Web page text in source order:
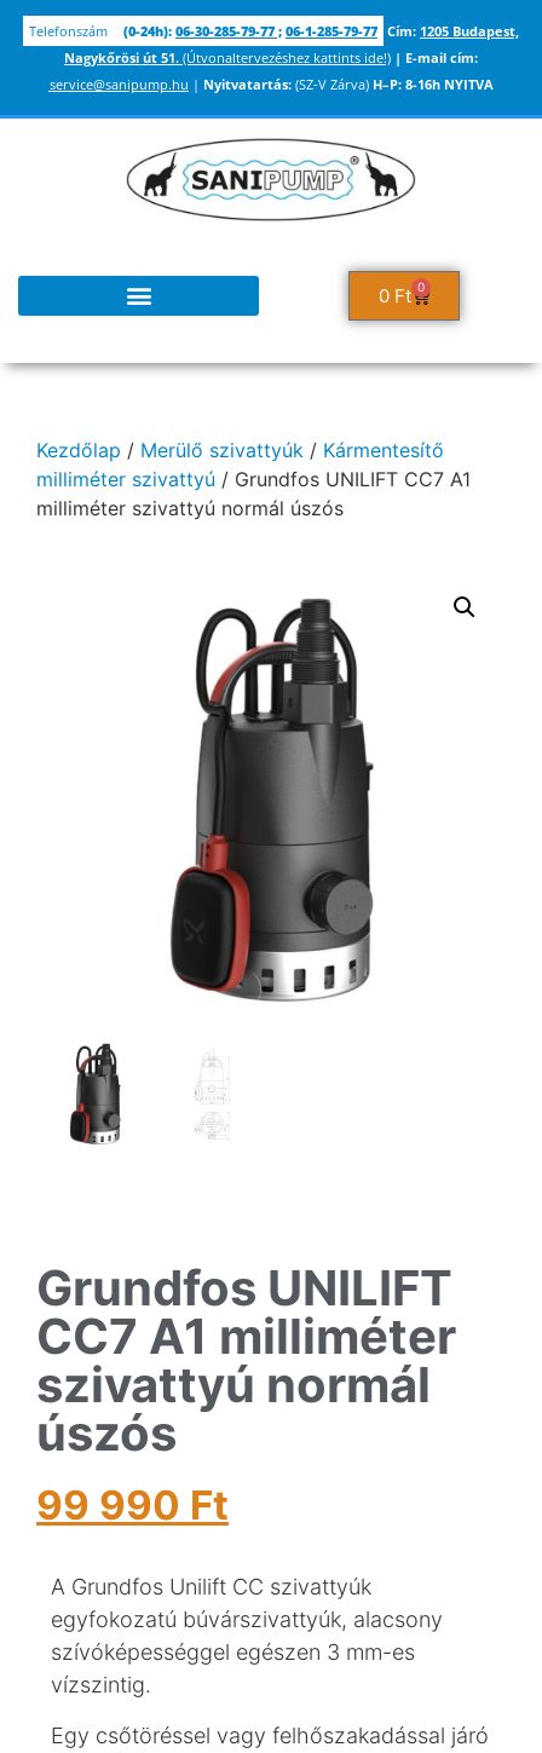
Telefonszám (0-24h): 06-30-285-79-77 ; 06-1-285-79-77 Cím: 1205 Budapest,
Nagykőrösi út 51. (Útvonaltervezéshez kattints ide!) | E-mail cím:
service@sanipump.hu | Nyitvatartás:(SZ-V Zárva) H–P: 8-16h NYITVA
0 Ft 0
Kezdőlap / Merülő szivattyúk / Kármentesítő
milliméter szivattyú / Grundfos UNILIFT CC7 A1
milliméter szivattyú normál úszós
Grundfos UNILIFT
CC7 A1 milliméter
szivattyú normál
úszós
99 990 Ft
A Grundfos Unilift CC szivattyúk
egyfokozatú búvárszivattyúk, alacsony
szívóképességgel egészen 3 mm-es
vízszintig.
Egy csőtöréssel vagy felhőszakadással járó